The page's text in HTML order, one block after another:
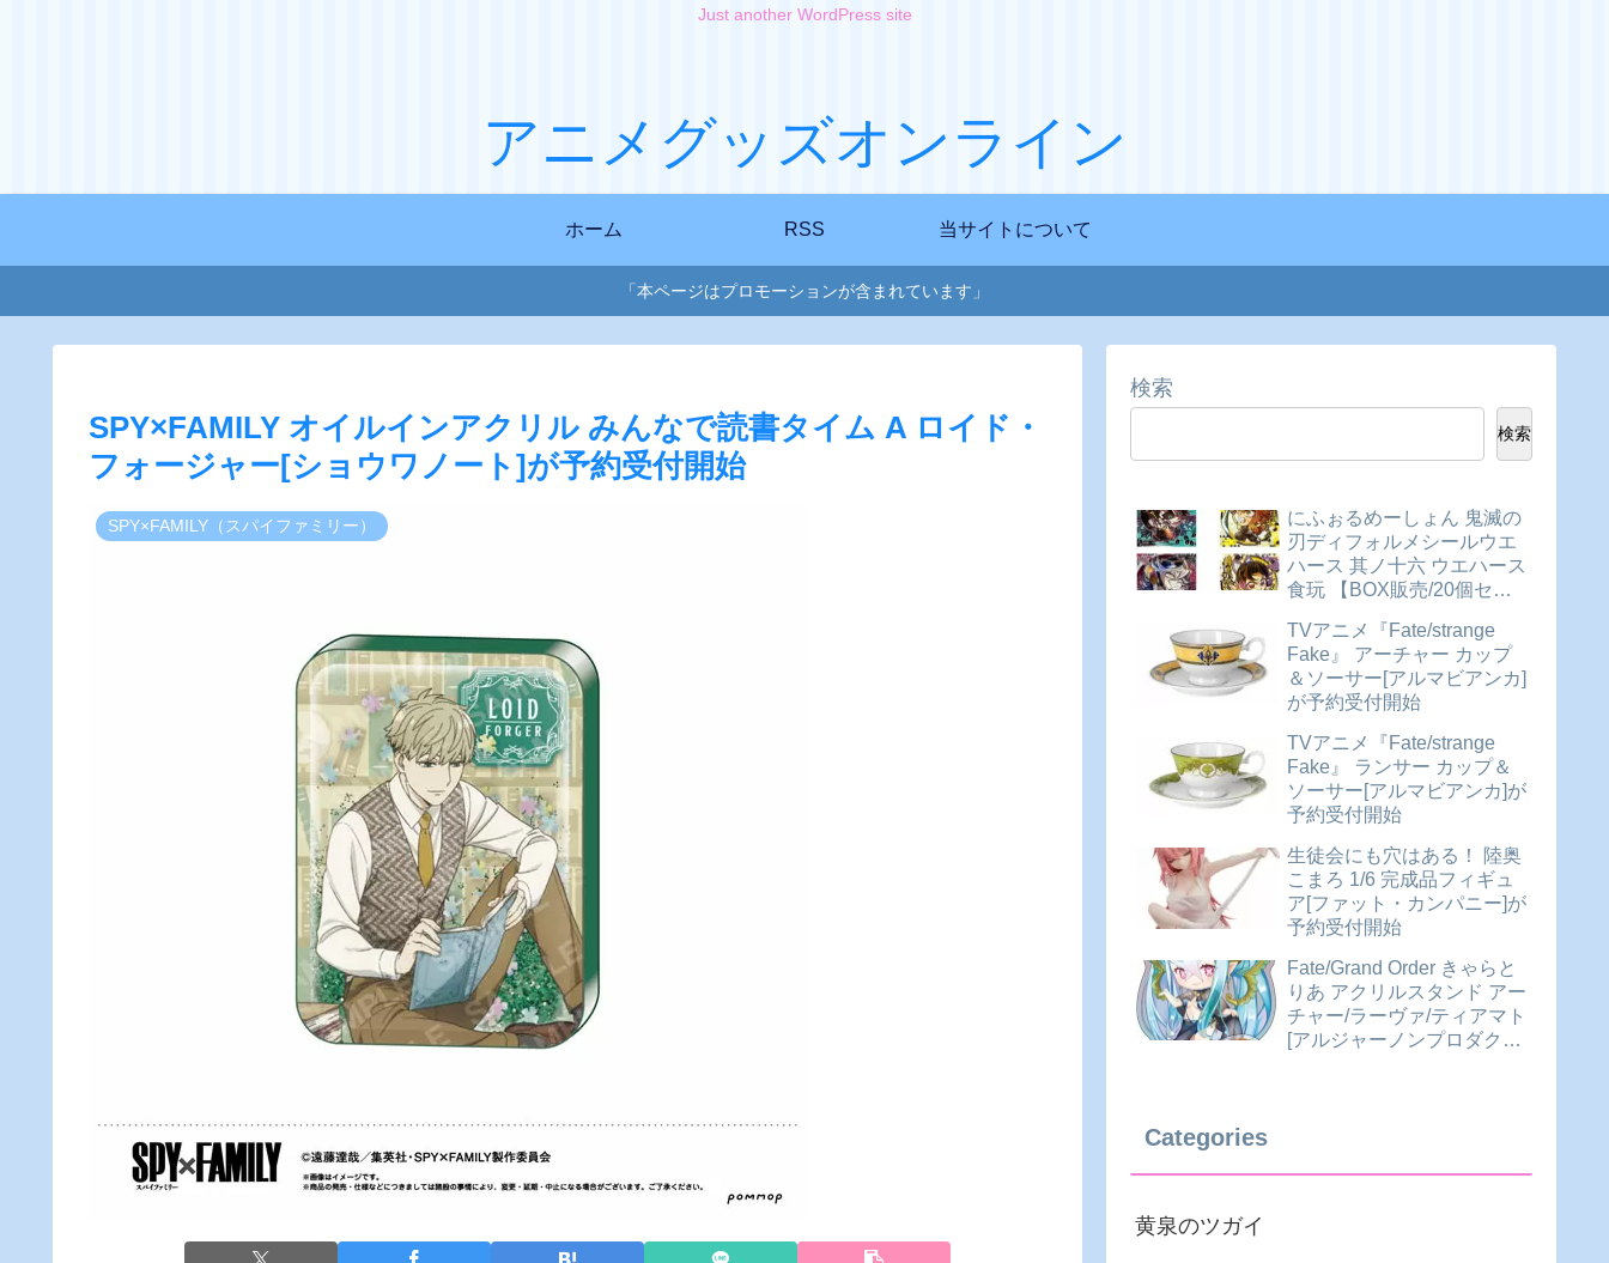
Just another WordPress site
アニメグッズオンライン
ホーム RSS 当サイトについて
「本ページはプロモーションが含まれています」
SPY×FAMILY オイルインアクリル みんなで読書タイム A ロイド・
フォージャー[ショウワノート]が予約受付開始
SPY×FAMILY（スパイファミリー）
検索
検索
にふぉるめーしょん 鬼滅の
刃ディフォルメシールウエ
ハース 其ノ十六 ウエハース
食玩 【BOX販売/20個セッ
TVアニメ『Fate/strange
Fake』 アーチャー カップ
＆ソーサー[アルマビアンカ]
が予約受付開始
TVアニメ『Fate/strange
Fake』 ランサー カップ＆
ソーサー[アルマビアンカ]が
予約受付開始
生徒会にも穴はある！ 陸奥
こまろ 1/6 完成品フィギュ
ア[ファット・カンパニー]が
予約受付開始
Fate/Grand Order きゃらと
りあ アクリルスタンド アー
チャー/ラーヴァ/ティアマト
[アルジャーノンプロダクト]
Categories
黄泉のツガイ